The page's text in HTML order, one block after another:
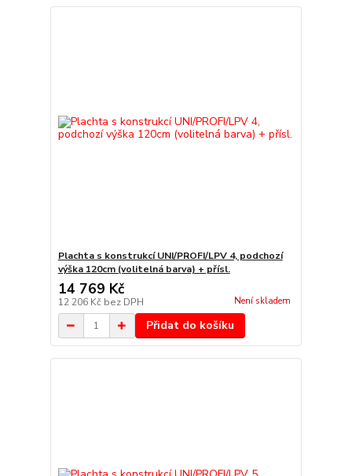
Plachta s konstrukcí UNI/PROFI/LPV 4, podchozí
výška 120cm (volitelná barva) + přísl.
14 769 Kč
12 206 Kč bez DPH Není skladem
Přidat do košíku